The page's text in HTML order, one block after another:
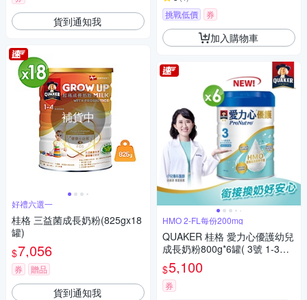
貨到通知我
補貨中
好禮六選一
桂格 三益菌成長奶粉(825gx18
罐)
$7,056
券 贈品
貨到通知我
挑戰低價 券
加入購物車
HMO 2-FL每份200mg
QUAKER 桂格 愛力心優護幼兒
成長奶粉800g*6罐( 3號 1-3歲
幼兒適用 無添加蔗糖 銜接換奶
好安心)
$5,100
券